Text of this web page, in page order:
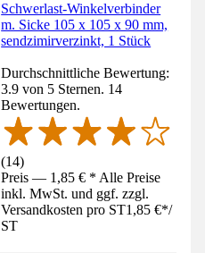
Schwerlast-Winkelverbinder
m. Sicke 105 x 105 x 90 mm,
sendzimirverzinkt, 1 Stück
Durchschnittliche Bewertung:
3.9 von 5 Sternen. 14
Bewertungen.
(14)
Preis — 1,85 € * Alle Preise
inkl. MwSt. und ggf. zzgl.
Versandkosten pro ST1,85 €*/
ST